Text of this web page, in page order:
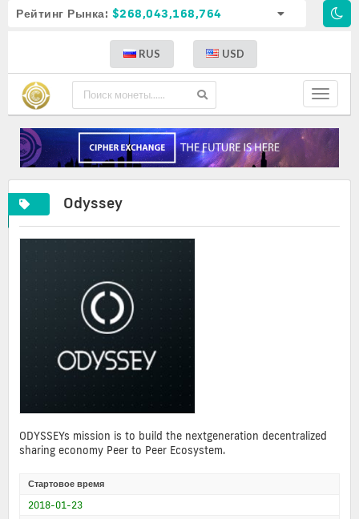
Рейтинг Рынка: $268,043,168,764
RUS USD
Toggle
Odyssey
ODYSSEYs mission is to build the nextgeneration decentralized
sharing economy Peer to Peer Ecosystem.
Стартовое время
2018-01-23